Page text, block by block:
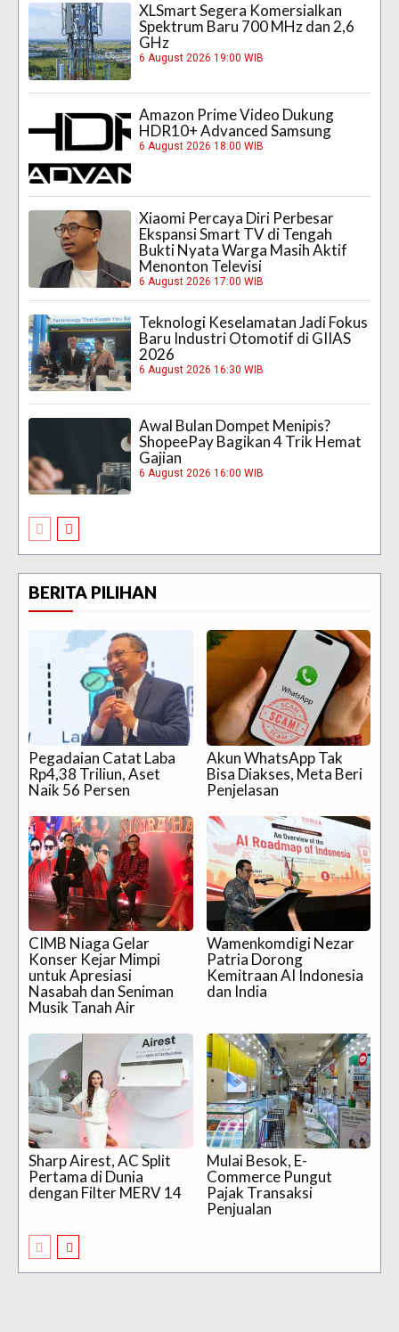
XLSmart Segera Komersialkan
Spektrum Baru 700 MHz dan 2,6
GHz
6 August 2026 19:00 WIB
Amazon Prime Video Dukung
HDR10+ Advanced Samsung
6 August 2026 18:00 WIB
Xiaomi Percaya Diri Perbesar
Ekspansi Smart TV di Tengah
Bukti Nyata Warga Masih Aktif
Menonton Televisi
6 August 2026 17:00 WIB
Teknologi Keselamatan Jadi Fokus
Baru Industri Otomotif di GIIAS
2026
6 August 2026 16:30 WIB
Awal Bulan Dompet Menipis?
ShopeePay Bagikan 4 Trik Hemat
Gajian
6 August 2026 16:00 WIB
BERITA PILIHAN
Pegadaian Catat Laba
Rp4,38 Triliun, Aset
Naik 56 Persen
Akun WhatsApp Tak
Bisa Diakses, Meta Beri
Penjelasan
CIMB Niaga Gelar
Konser Kejar Mimpi
untuk Apresiasi
Nasabah dan Seniman
Musik Tanah Air
Wamenkomdigi Nezar
Patria Dorong
Kemitraan AI Indonesia
dan India
Sharp Airest, AC Split
Pertama di Dunia
dengan Filter MERV 14
Mulai Besok, E-
Commerce Pungut
Pajak Transaksi
Penjualan